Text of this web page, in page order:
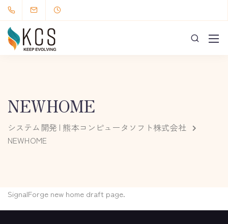
NEWHOME
システム開発 | 熊本コンピュータソフト株式会社
NEWHOME
SignalForge new home draft page.